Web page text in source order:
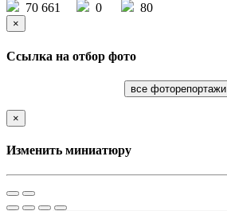
70 661
0 80
×
Ссылка на отбор фото
все фоторепортажи
×
Изменить миниатюру